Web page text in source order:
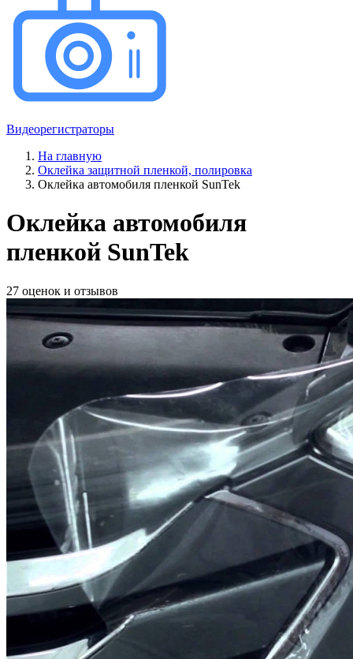
Видеорегистраторы
На главную
Оклейка защитной пленкой, полировка
Оклейка автомобиля пленкой SunTek
Оклейка автомобиля
пленкой SunTek
27 оценок и отзывов